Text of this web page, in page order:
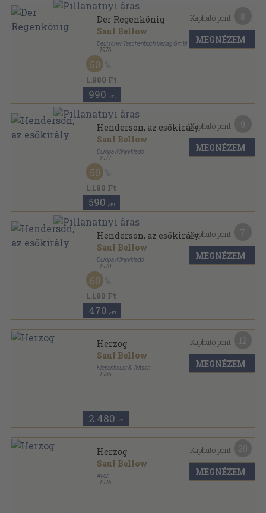
Der Regenkönig
Saul Bellow
Deutscher Taschenbuch Verlag GmbH & Co. KG
1976
Ragasztott papírkötés
dtv sorozat
1.980 Ft
50
990 ,-Ft
Kapható pont:
MEGNÉZEM
Henderson, az esőkirály
Saul Bellow
Európa Könyvkiadó
1977
Vászon
1.180 Ft
50
590 ,-Ft
Kapható pont:
MEGNÉZEM
Henderson, az esőkirály
Saul Bellow
Európa Könyvkiadó
1970
Vászon
1.180 Ft
60
470 ,-Ft
Kapható pont:
MEGNÉZEM
Herzog
Saul Bellow
Kiepenheuer & Witsch
1965
2.480 ,-Ft
Kapható pont:
MEGNÉZEM
Herzog
Saul Bellow
Avon
1976
Kapható pont:
MEGNÉZEM